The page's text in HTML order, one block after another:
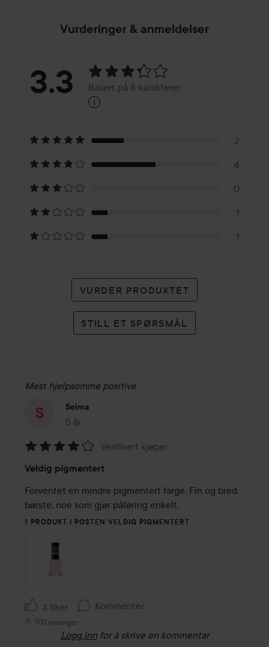
Vurderinger & anmeldelser
Vurdering:
Basert
på
8
karakterer
3.3 Basert på 8 karakterer
i
2
4
0
1
1
VURDER PRODUKTET
STILL ET SPØRSMÅL
Mest hjelpsomme positive
Selma
5 år
Innlegget ble opprettet 5 år
4
av
5
Verifisert kjøper
Veldig pigmentert
Forventet en mindre pigmentert farge. Fin og bred
børste, noe som gjør påføring enkelt.
1 PRODUKT I POSTEN VELDIG PIGMENTERT
3 liker Kommenter
1131 visninger
Logg inn for å skrive en kommentar